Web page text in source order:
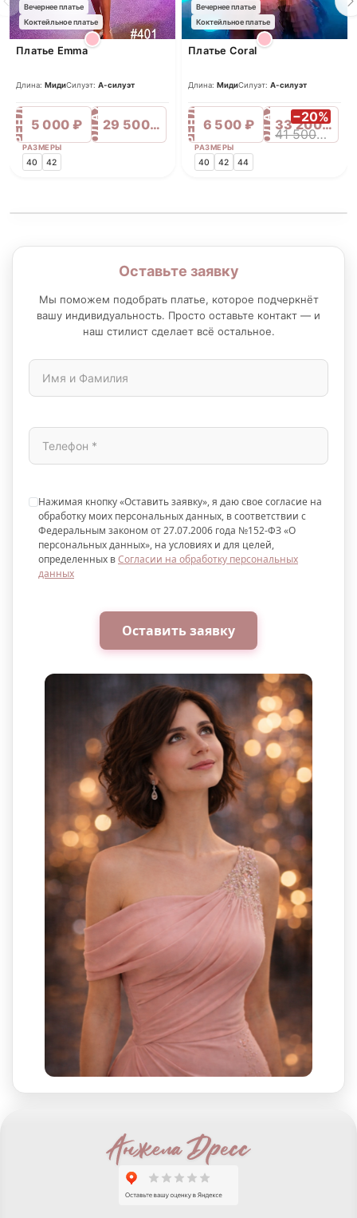
Вечернее платье
Коктейльное платье
Платье Emma
Длина: МидиСилуэт: А-силуэт
АРЕНДА 5 000 ₽ ПРОДАЖА 29 500 ₽
РАЗМЕРЫ
40 42
Вечернее платье
Коктейльное платье
Платье Coral
Длина: МидиСилуэт: А-силуэт
АРЕНДА 6 500 ₽ ПРОДАЖА −20%
33 200 ₽
41 500 ₽
РАЗМЕРЫ
40 42 44
Оставьте заявку
Мы поможем подобрать платье, которое подчеркнёт
вашу индивидуальность. Просто оставьте контакт — и
наш стилист сделает всё остальное.
Нажимая кнопку «Оставить заявку», я даю свое согласие на
обработку моих персональных данных, в соответствии с
Федеральным законом от 27.07.2006 года №152-ФЗ «О
персональных данных», на условиях и для целей,
определенных вСогласии на обработку персональных
данных
Оставить заявку